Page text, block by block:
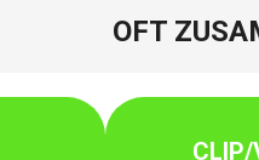
OFT
CLIP/